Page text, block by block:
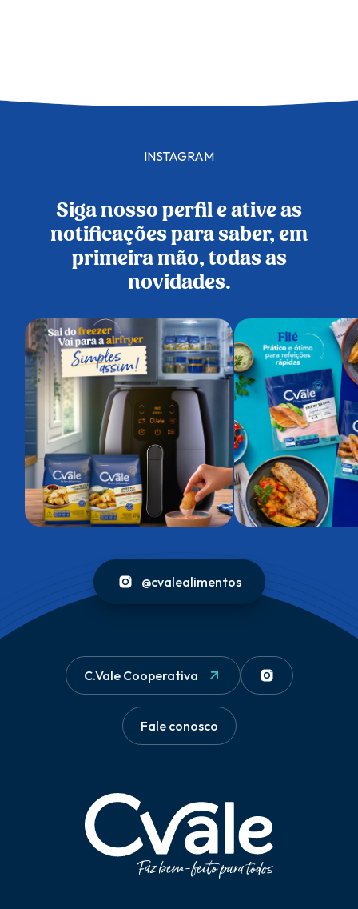
INSTAGRAM
Siga nosso perfil e ative as
notificações para saber, em
primeira mão, todas as
novidades.
@cvalealimentos
C.Vale Cooperativa
Fale conosco